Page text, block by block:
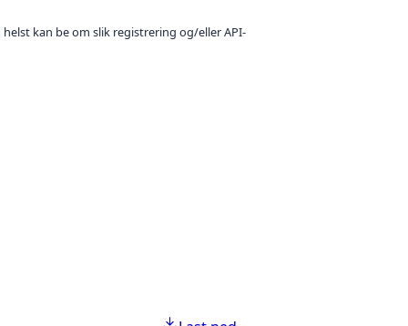
kan be om slik registrering og/eller API-